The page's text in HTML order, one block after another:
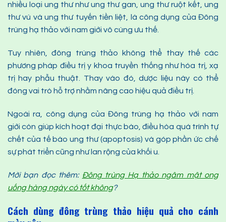
nhiều loại ung thư như ung thư gan, ung thư ruột kết, ung
thư vú và ung thư tuyến tiền liệt, là công dụng của Đông
trùng hạ thảo với nam giới vô cùng ưu thế.
Tuy nhiên, đông trùng thảo không thể thay thế các
phương pháp điều trị y khoa truyền thống như hóa trị, xạ
trị hay phẫu thuật. Thay vào đó, dược liệu này có thể
đóng vai trò hỗ trợ nhằm nâng cao hiệu quả điều trị.
Ngoài ra, công dụng của Đông trùng hạ thảo với nam
giới còn giúp kích hoạt đại thực bào, điều hòa quá trình tự
chết của tế bào ung thư (apoptosis) và góp phần ức chế
sự phát triển cũng như lan rộng của khối u.
Mời bạn đọc thêm: Đông trùng Hạ thảo ngâm mật ong
uống hàng ngày có tốt không?
Cách dùng đông trùng thảo hiệu quả cho cánh